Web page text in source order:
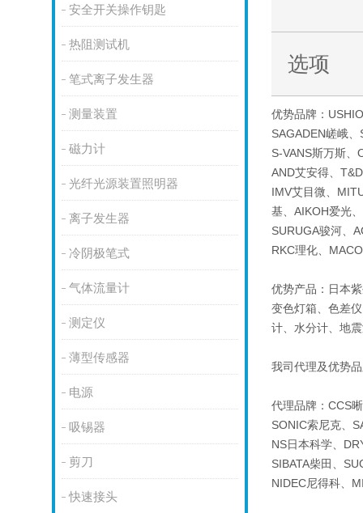
安全开关操作钥匙
热阻测试机
笔式离子发生器
测量装置
磁力计
光纤光源装置照明器
离子发生器
冷阴极笔式
气体流量计
测定仪
薄型传感器
电源
吸锡器
剪刀
快速接头
选项
优势品牌：
SAGADEN嵯峨
S-VANS斯万斯、
AND艾安得、
IMV艾目微、
基、AIKOH爱光
SURUGA骏河、
RKC理化、
优势产品：日本
变色灯箱、色差
计、水分计、地
我司代理及优势
代理品牌：CCS
SONIC索尼克、
NS日本科学、
SIBATA柴田、
NIDEC尼得科、